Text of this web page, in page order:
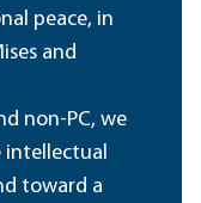
peace, in
and
non-PC, we
intellectual
toward a